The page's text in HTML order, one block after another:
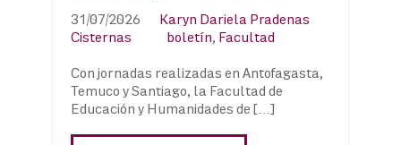
31/07/2026
Karyn Dariela Pradenas
Cisternas
boletín, Facultad
Con jornadas realizadas en Antofagasta,
Temuco y Santiago, la Facultad de
Educación y Humanidades de […]